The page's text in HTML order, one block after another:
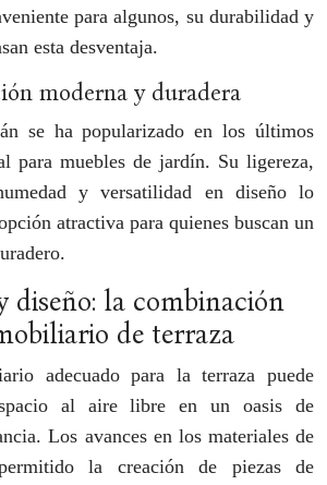
para algunos, su durabilidad y
esta desventaja.
moderna y duradera
se ha popularizado en los últimos
para muebles de jardín. Su ligereza,
y versatilidad en diseño lo
atractiva para quienes buscan un
diseño: la combinación
de terraza
adecuado para la terraza puede
al aire libre en un oasis de
Los avances en los materiales de
la creación de piezas de